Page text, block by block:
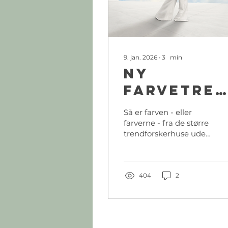
9. jan. 2026 ∙ 3 min
Ny
2026-køb
mere tøj
Så er farven - eller
farverne - fra de større
trendforskerhuse ude
par spørgsmål. Hæng
du slave af moden?
404 2